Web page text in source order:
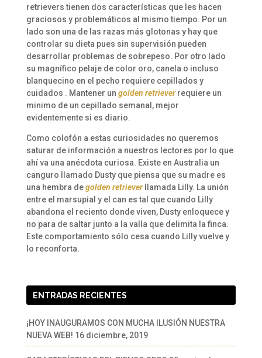
retrievers tienen dos características que les hacen
graciosos y problemáticos al mismo tiempo. Por un
lado son una de las razas más glotonas y hay que
controlar su dieta pues sin supervisión pueden
desarrollar problemas de sobrepeso. Por otro lado
su magnífico pelaje de color oro, canela o incluso
blanquecino en el pecho requiere cepillados y
cuidados . Mantener un golden retrieverrequiere un
minimo de un cepillado semanal, mejor
evidentemente si es diario.
Como colofón a estas curiosidades no queremos
saturar de información a nuestros lectores por lo que
ahí va una anécdota curiosa. Existe en Australia un
canguro llamado Dusty que piensa que su madre es
una hembra degolden retrieverllamada Lilly. La unión
entre el marsupial y el can es tal que cuando Lilly
abandona el reciento donde viven, Dusty enloquece y
no para de saltar junto a la valla que delimita la finca.
Este comportamiento sólo cesa cuando Lilly vuelve y
lo reconforta.
ENTRADAS RECIENTES
¡HOY INAUGURAMOS CON MUCHA ILUSIÓN NUESTRA
NUEVA WEB! 16 diciembre, 2019